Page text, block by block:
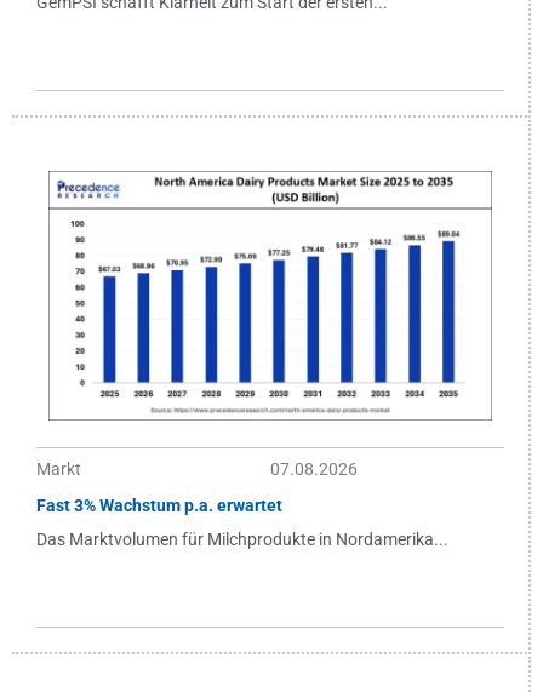
Markt
07.08.2026
Fast 3% Wachstum p.a. erwartet
Das Marktvolumen für Milchprodukte in Nordamerika...